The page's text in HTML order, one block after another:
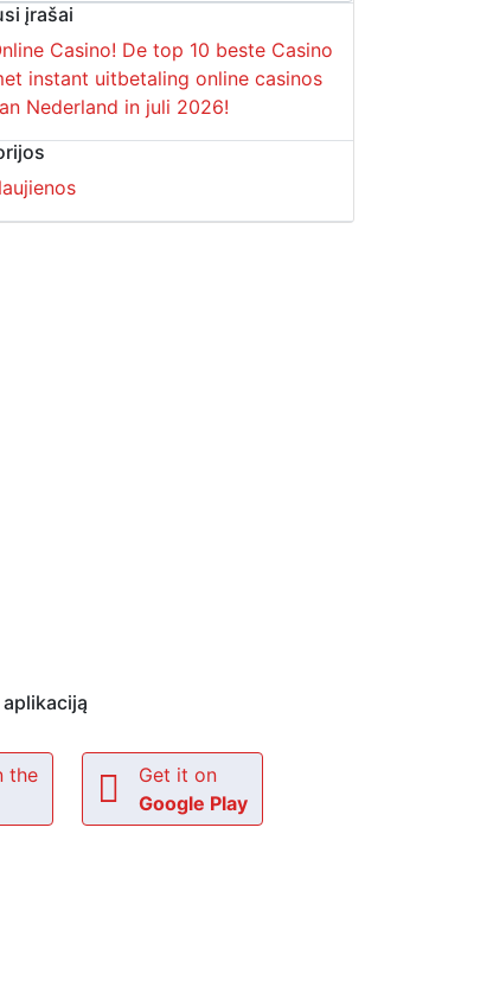
įrašai
Casino! De top 10 beste Casino
instant uitbetaling online casinos
Nederland in juli 2026!
the
Get it on
Google Play